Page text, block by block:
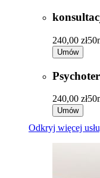
240,00 zł
Umów
240,00 zł
Umów
Odkryj więcej